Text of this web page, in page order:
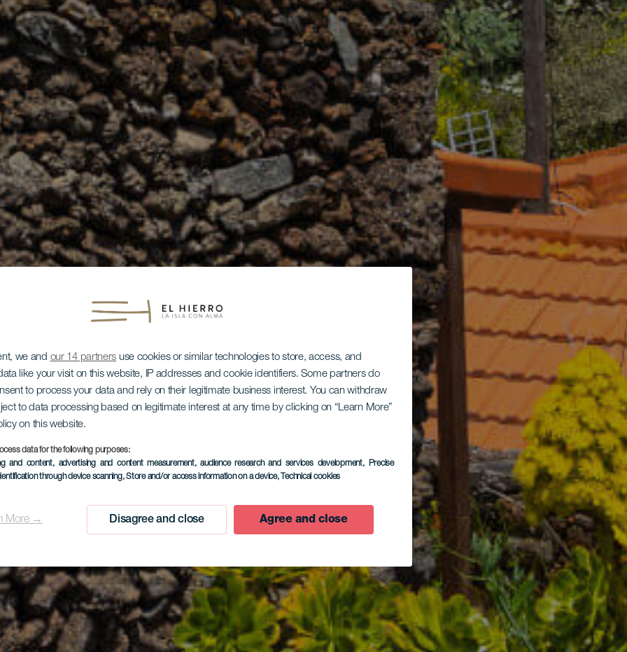
we and our 14 partners use cookies or similar technologies to store, access, and
like your visit on this website, IP addresses and cookie identifiers. Some partners do
to process your data and rely on their legitimate business interest. You can withdraw
to data processing based on legitimate interest at any time by clicking on “Learn More”
on this website.
data for the following purposes:
and content, advertising and content measurement, audience research and services development, Precise
through device scanning, Store and/or access information on a device, Technical cookies
More → Disagree and close Agree and close